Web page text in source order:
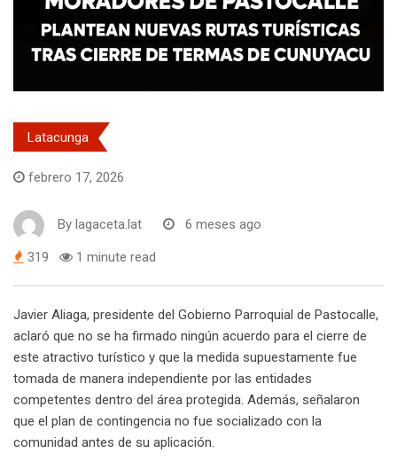
Latacunga
febrero 17, 2026
By lagaceta.lat 6 meses ago
319 1 minute read
Javier Aliaga, presidente del Gobierno Parroquial de Pastocalle,
aclaró que no se ha firmado ningún acuerdo para el cierre de
este atractivo turístico y que la medida supuestamente fue
tomada de manera independiente por las entidades
competentes dentro del área protegida. Además, señalaron
que el plan de contingencia no fue socializado con la
comunidad antes de su aplicación.